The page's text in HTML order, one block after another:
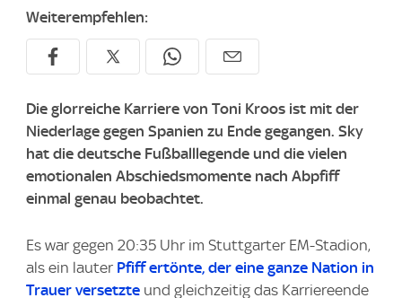
Weiterempfehlen:
Die glorreiche Karriere von Toni Kroos ist mit der
Niederlage gegen Spanien zu Ende gegangen. Sky
hat die deutsche Fußballlegende und die vielen
emotionalen Abschiedsmomente nach Abpfiff
einmal genau beobachtet.
Es war gegen 20:35 Uhr im Stuttgarter EM-Stadion,
als ein lauter Pfiff ertönte, der eine ganze Nation in
Trauer versetzte und gleichzeitig das Karriereende